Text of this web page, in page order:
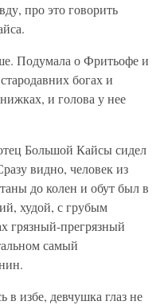
про это говорить
Подумала о Фритьофе и
богах и
и голова у нее
Большой Кайсы сидел
видно, человек из
до колен и обут был в
худой, с грубым
грязный-прегрязный
самый
в избе, девчушка глаз не